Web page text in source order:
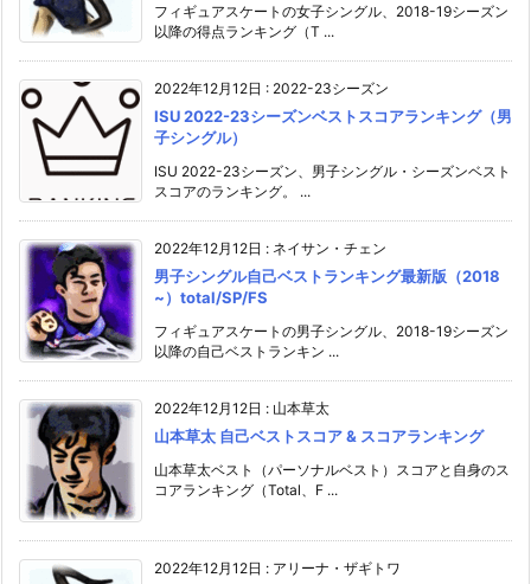
フィギュアスケートの女子シングル、2018-19シーズン
以降の得点ランキング（T ...
2022年12月12日 : 2022-23シーズン
ISU 2022-23シーズンベストスコアランキング（男
子シングル）
ISU 2022-23シーズン、男子シングル・シーズンベスト
スコアのランキング。 ...
2022年12月12日 : ネイサン・チェン
男子シングル自己ベストランキング最新版（2018
~）total/SP/FS
フィギュアスケートの男子シングル、2018-19シーズン
以降の自己ベストランキン ...
2022年12月12日 : 山本草太
山本草太 自己ベストスコア & スコアランキング
山本草太ベスト（パーソナルベスト）スコアと自身のス
コアランキング（Total、F ...
2022年12月12日 : アリーナ・ザギトワ